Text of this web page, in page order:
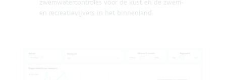
zwemwatercontroles voor de kust en de zwem-
en recreatievijvers in het binnenland.